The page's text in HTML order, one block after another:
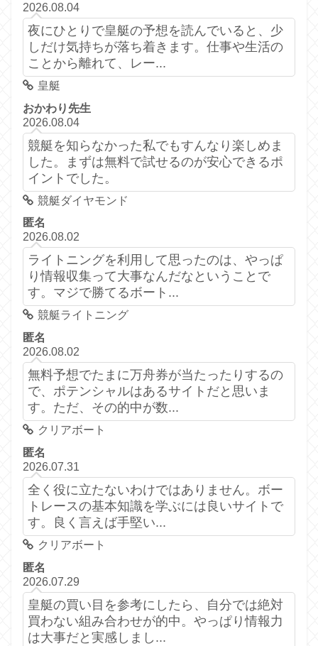
2026.08.04
夜にひとりで皇艇の予想を読んでいると、少
しだけ気持ちが落ち着きます。仕事や生活の
ことから離れて、レー...
皇艇
おかわり先生
2026.08.04
競艇を知らなかった私でもすんなり楽しめま
した。まずは無料で試せるのが安心できるポ
イントでした。
競艇ダイヤモンド
匿名
2026.08.02
ライトニングを利用して思ったのは、やっぱ
り情報収集って大事なんだなということで
す。マジで勝てるボート...
競艇ライトニング
匿名
2026.08.02
無料予想でたまに万舟券が当たったりするの
で、ポテンシャルはあるサイトだと思いま
す。ただ、その的中が数...
クリアボート
匿名
2026.07.31
全く役に立たないわけではありません。ボー
トレースの基本知識を学ぶには良いサイトで
す。良く言えば手堅い...
クリアボート
匿名
2026.07.29
皇艇の買い目を参考にしたら、自分では絶対
買わない組み合わせが的中。やっぱり情報力
は大事だと実感しまし...